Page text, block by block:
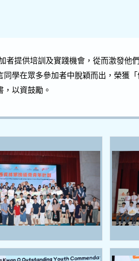
者提供培訓及實踐機會，從而激發他
學在眾多參加者中脫穎而出，榮獲
以資鼓勵。